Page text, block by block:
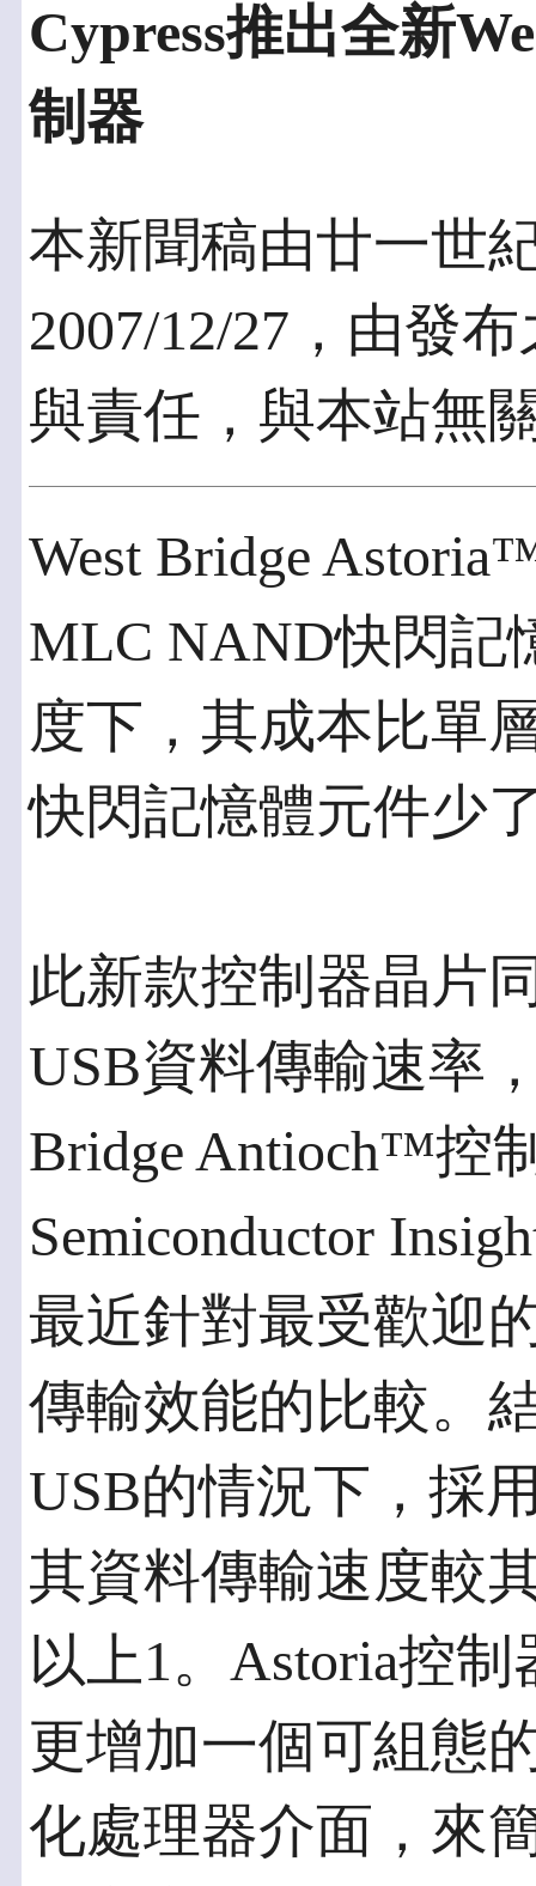
Cypress推出全新
制器
本新聞稿由廿一世
2007/12/27，由發
與責任，與本站無
West Bridge
MLC NAND快閃記
度下，其成本比單
快閃記憶體元件少
此新款控制器晶片
USB資料傳輸速率
Bridge Antioch™控
Semiconductor
最近針對最受歡迎
傳輸效能的比較。
USB的情況下，採
其資料傳輸速度較
以上1。Astoria控
更增加一個可組態
化處理器介面，來